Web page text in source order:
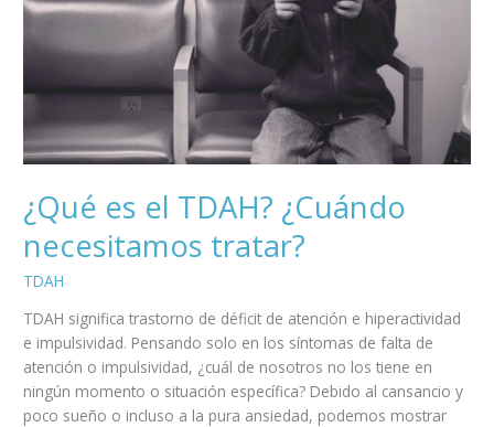
¿Qué es el TDAH? ¿Cuándo
necesitamos tratar?
TDAH
TDAH significa trastorno de déficit de atención e hiperactividad
e impulsividad. Pensando solo en los síntomas de falta de
atención o impulsividad, ¿cuál de nosotros no los tiene en
ningún momento o situación específica? Debido al cansancio y
poco sueño o incluso a la pura ansiedad, podemos mostrar
tratar?